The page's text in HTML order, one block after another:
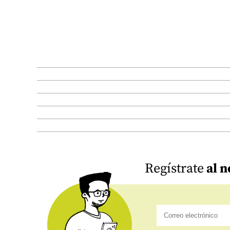
Regístrateal